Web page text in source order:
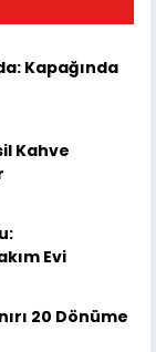
Kapağında
Kahve
Evi
20 Dönüme